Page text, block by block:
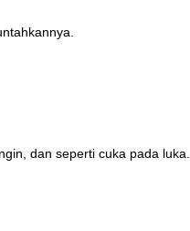
dan seperti cuka pada luka.